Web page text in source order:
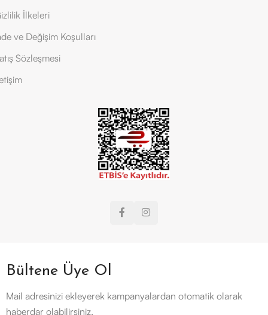
İlkeleri
ve Değişim Koşulları
Sözleşmesi
Bültene Üye Ol
Mail adresinizi ekleyerek kampanyalardan otomatik olarak
haberdar olabilirsiniz.